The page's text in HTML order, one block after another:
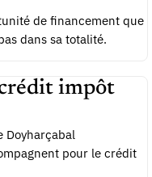
de financement que
dans sa totalité.
impôt
Doyharçabal
pour le crédit